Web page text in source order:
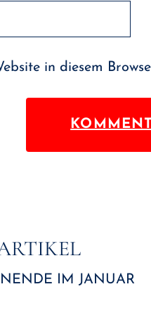
in diesem
IM JANUAR